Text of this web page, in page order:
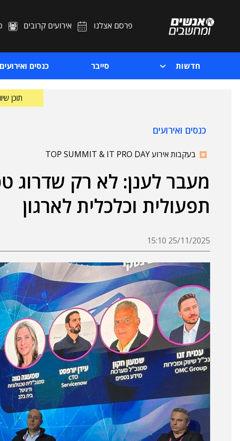
פרסם אצלנו אירועים קרובים
חדשות סייבר כנסים ואירועים
תוכן
כנסים ואירועים
בעקבות אירוע TOP SUMMIT & IT PRO DAY
מעבר לענן: לא רק שדרוג
תפעולית וכלכלית לארגון
25/11/2025 15:10